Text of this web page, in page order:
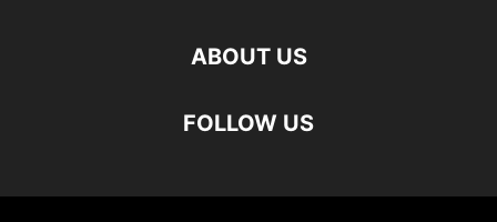
ABOUT US
FOLLOW US